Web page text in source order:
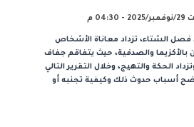
م
الشتاء، تزداد معاناة الأشخاص
بالأكزيما والصدفية، حيث يتفاقم جفاف
الحكة والتهيج، وخلال التقرير التالي
أسباب حدوث ذلك وكيفية تجنبه أو